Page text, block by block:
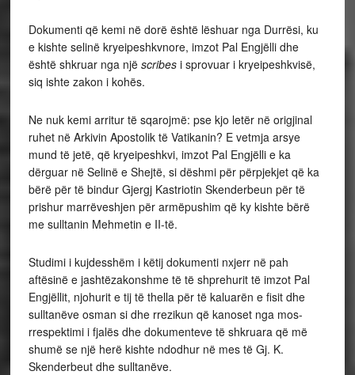
Dokumenti që kemi në dorë është lëshuar nga Durrësi, ku
e kishte selinë kryeipeshkvnore, imzot Pal Engjëlli dhe
është shkruar nga një scribesi sprovuar i kryeipeshkvisë,
siq ishte zakon i kohës.
Ne nuk kemi arritur të sqarojmë: pse kjo letër në origjinal
ruhet në Arkivin Apostolik të Vatikanin? E vetmja arsye
mund të jetë, që kryeipeshkvi, imzot Pal Engjëlli e ka
dërguar në Selinë e Shejtë, si dëshmi për përpjekjet që ka
bërë për të bindur Gjergj Kastriotin Skenderbeun për të
prishur marrëveshjen për armëpushim që ky kishte bërë
me sulltanin Mehmetin e II-të.
Studimi i kujdesshëm i këtij dokumenti nxjerr në pah
aftësinë e jashtëzakonshme të të shprehurit të imzot Pal
Engjëllit, njohurit e tij të thella për të kaluarën e fisit dhe
sulltanëve osman si dhe rrezikun që kanoset nga mos-
rrespektimi i fjalës dhe dokumenteve të shkruara që më
shumë se një herë kishte ndodhur në mes të Gj. K.
Skenderbeut dhe sulltanëve.